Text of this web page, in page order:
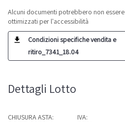
Alcuni documenti potrebbero non essere
ottimizzati per l'accessibilità
Condizioni specifiche vendita e
ritiro_7341_18.04
Dettagli Lotto
CHIUSURA ASTA: IVA: